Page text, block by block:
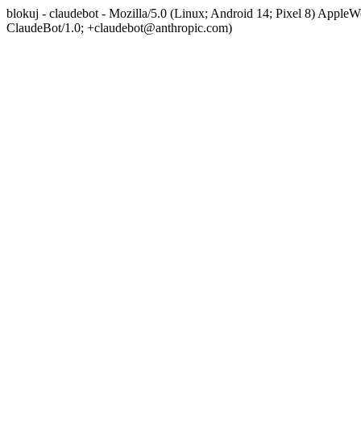
blokuj - claudebot - Mozilla/5.0 (Linux; Android 14; Pixel 8)
ClaudeBot/1.0; +claudebot@anthropic.com)